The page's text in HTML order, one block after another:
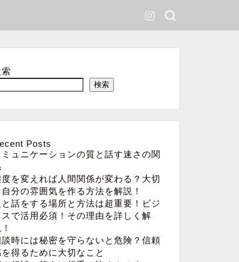
検索
Posts
ミュニケーションの質と話す速さの関
度を変えれば人間関係が変わる？大切
自分の雰囲気を作る方法を解説！
と話をする場所と方法は超重要！ビジ
スで活用必須！その理由を詳しく解
談時には秘密を守らないと危険？信頼
得るために大切なこと